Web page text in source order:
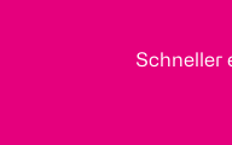
Schneller